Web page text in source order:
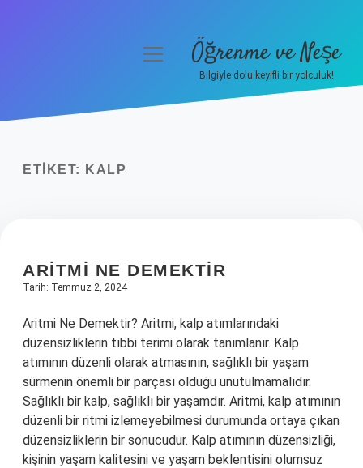
Yasal Uyarı
menüyüÖğrenme ve Neşe
Bilgiyle dolu keyifli bir yolculuk!
ETIKET: KALP
ARITMI NE DEMEKTIR
Tarih: Temmuz 2, 2024
Aritmi Ne Demektir? Aritmi, kalp atımlarındaki
düzensizliklerin tıbbi terimi olarak tanımlanır. Kalp
atımının düzenli olarak atmasının, sağlıklı bir yaşam
sürmenin önemli bir parçası olduğu unutulmamalıdır.
Sağlıklı bir kalp, sağlıklı bir yaşamdır. Aritmi, kalp atımının
düzenli bir ritmi izlemeyebilmesi durumunda ortaya çıkan
düzensizliklerin bir sonucudur. Kalp atımının düzensizliği,
kişinin yaşam kalitesini ve yaşam beklentisini olumsuz